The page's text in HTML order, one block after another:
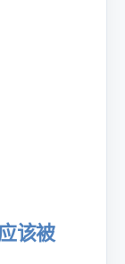
该被